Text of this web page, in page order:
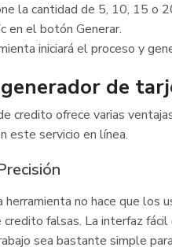
la cantidad de 5, 10, 15 o
en el botón Generar.
iniciará el proceso y
de
credito ofrece varias
este servicio en línea.
herramienta no hace que los
falsas. La interfaz
sea bastante simple